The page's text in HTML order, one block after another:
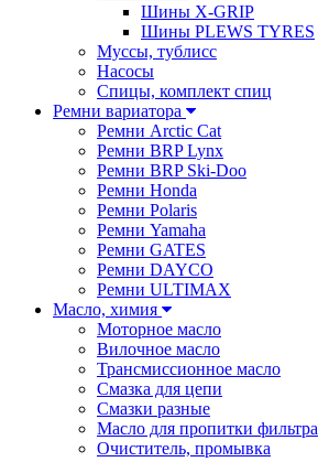
Шины X-GRIP
Шины PLEWS TYRES
Муссы, тублисс
Насосы
Спицы, комплект спиц
Ремни вариатора
Ремни Arctic Cat
Ремни BRP Lynx
Ремни BRP Ski-Doo
Ремни Honda
Ремни Polaris
Ремни Yamaha
Ремни GATES
Ремни DAYCO
Ремни ULTIMAX
Масло, химия
Моторное масло
Вилочное масло
Трансмиссионное масло
Смазка для цепи
Смазки разные
Масло для пропитки фильтра
Очиститель, промывка